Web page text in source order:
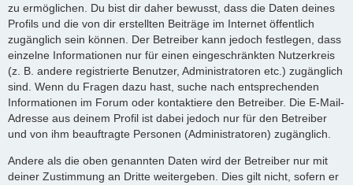
zu ermöglichen. Du bist dir daher bewusst, dass die Daten deines
Profils und die von dir erstellten Beiträge im Internet öffentlich
zugänglich sein können. Der Betreiber kann jedoch festlegen, dass
einzelne Informationen nur für einen eingeschränkten Nutzerkreis
(z. B. andere registrierte Benutzer, Administratoren etc.) zugänglich
sind. Wenn du Fragen dazu hast, suche nach entsprechenden
Informationen im Forum oder kontaktiere den Betreiber. Die E-Mail-
Adresse aus deinem Profil ist dabei jedoch nur für den Betreiber
und von ihm beauftragte Personen (Administratoren) zugänglich.
Andere als die oben genannten Daten wird der Betreiber nur mit
deiner Zustimmung an Dritte weitergeben. Dies gilt nicht, sofern er